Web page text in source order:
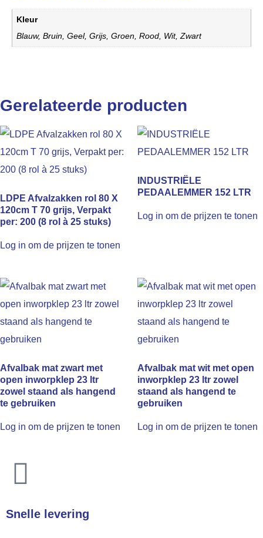
Kleur
Blauw, Bruin, Geel, Grijs, Groen, Rood, Wit, Zwart
Gerelateerde producten
LDPE Afvalzakken rol 80 X
120cm T 70 grijs, Verpakt
per: 200 (8 rol à 25 stuks)
Log in om de prijzen te tonen
INDUSTRIËLE
PEDAALEMMER 152 LTR
Log in om de prijzen te tonen
Afvalbak mat zwart met
open inworpklep 23 ltr
zowel staand als hangend
te gebruiken
Log in om de prijzen te tonen
Afvalbak mat wit met open
inworpklep 23 ltr zowel
staand als hangend te
gebruiken
Log in om de prijzen te tonen
Snelle levering